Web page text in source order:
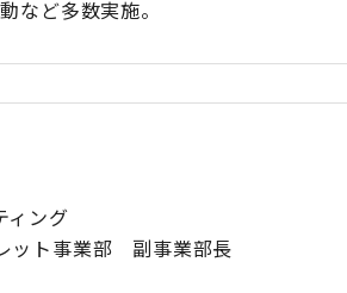
など多数実施。
ィング
ット事業部 副事業部長